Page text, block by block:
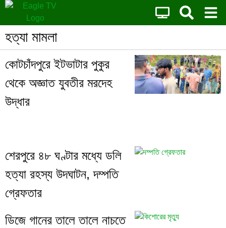
হত্যা মামলা
কোটচাঁদপুরে ইটভাটার পুকুর
থেকে অজ্ঞাত যুবতীর মরদেহ
উদ্ধার
শেরপুরে ৪৮ ঘণ্টার মধ্যে ডলি
হত্যা রহস্য উদঘাটন, দম্পতি
গ্রেফতার
ডিজে গানের তালে তালে নাচতে